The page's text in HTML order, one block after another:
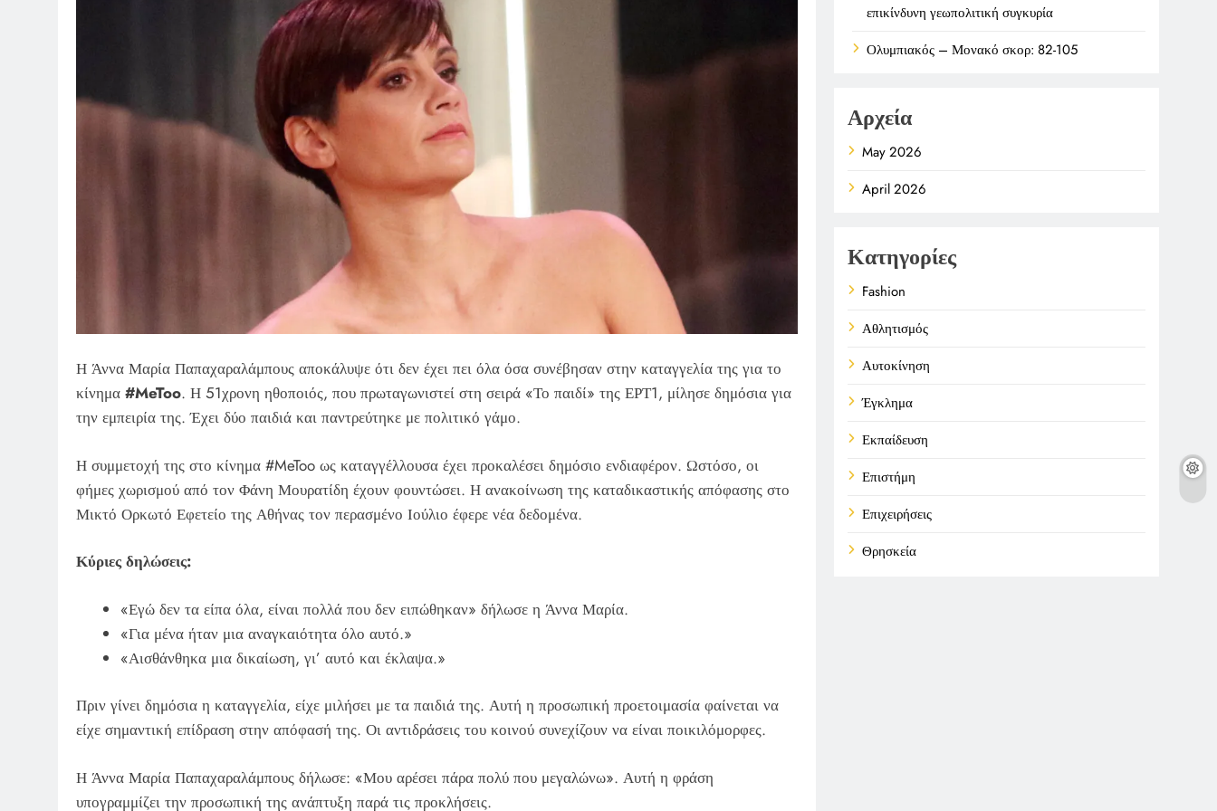
Η Άννα Μαρία Παπαχαραλάμπους αποκάλυψε ότι δεν έχει πει όλα όσα συνέβησαν στην καταγγελία της για το
κίνημα #MeToo. Η 51χρονη ηθοποιός, που πρωταγωνιστεί στη σειρά «Το παιδί» της ΕΡΤ1, μίλησε δημόσια για
την εμπειρία της. Έχει δύο παιδιά και παντρεύτηκε με πολιτικό γάμο.
Η συμμετοχή της στο κίνημα #MeToo ως καταγγέλλουσα έχει προκαλέσει δημόσιο ενδιαφέρον. Ωστόσο, οι
φήμες χωρισμού από τον Φάνη Μουρατίδη έχουν φουντώσει. Η ανακοίνωση της καταδικαστικής απόφασης στο
Μικτό Ορκωτό Εφετείο της Αθήνας τον περασμένο Ιούλιο έφερε νέα δεδομένα.
Κύριες δηλώσεις:
«Εγώ δεν τα είπα όλα, είναι πολλά που δεν ειπώθηκαν» δήλωσε η Άννα Μαρία.
«Για μένα ήταν μια αναγκαιότητα όλο αυτό.»
«Αισθάνθηκα μια δικαίωση, γι’ αυτό και έκλαψα.»
Πριν γίνει δημόσια η καταγγελία, είχε μιλήσει με τα παιδιά της. Αυτή η προσωπική προετοιμασία φαίνεται να
είχε σημαντική επίδραση στην απόφασή της. Οι αντιδράσεις του κοινού συνεχίζουν να είναι ποικιλόμορφες.
Η Άννα Μαρία Παπαχαραλάμπους δήλωσε: «Μου αρέσει πάρα πολύ που μεγαλώνω». Αυτή η φράση
υπογραμμίζει την προσωπική της ανάπτυξη παρά τις προκλήσεις.
επικίνδυνη γεωπολιτική συγκυρία
Ολυμπιακός – Μονακό σκορ: 82-105
Αρχεία
May 2026
April 2026
Κατηγορίες
Fashion
Αθλητισμός
Αυτοκίνηση
Έγκλημα
Εκπαίδευση
Επιστήμη
Επιχειρήσεις
Θρησκεία